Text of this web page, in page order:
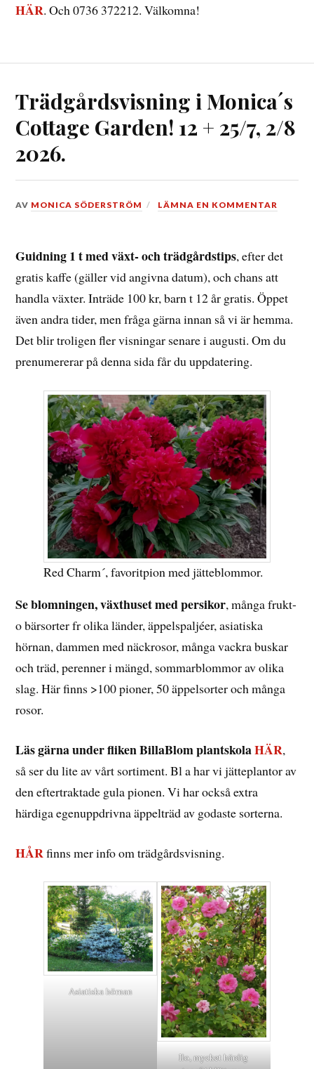
HÄR. Och 0736 372212. Välkomna!
Trädgårdsvisning i Monica´s
Cottage Garden! 12 + 25/7, 2/8
2026.
DEN
2026
AV MONICA SÖDERSTRÖM LÄMNA EN KOMMENTAR
Guidning 1 t med växt- och trädgårdstips, efter det
gratis kaffe (gäller vid angivna datum), och chans att
handla växter. Inträde 100 kr, barn t 12 år gratis. Öppet
även andra tider, men fråga gärna innan så vi är hemma.
Det blir troligen fler visningar senare i augusti. Om du
prenumererar på denna sida får du uppdatering.
Red Charm´, favoritpion med jätteblommor.
Se blomningen, växthuset med persikor, många frukt-
o bärsorter fr olika länder, äppelspaljéer, asiatiska
hörnan, dammen med näckrosor, många vackra buskar
och träd, perenner i mängd, sommarblommor av olika
slag. Här finns >100 pioner, 50 äppelsorter och många
rosor.
Läs gärna under fliken BillaBlom plantskolaHÄR,
så ser du lite av vårt sortiment. Bl a har vi jätteplantor av
den eftertraktade gula pionen. Vi har också extra
härdiga egenuppdrivna äppelträd av godaste sorterna.
HÅRfinns mer info om trädgårdsvisning.
Asiatiska hörnan
Ilo, mycket härdig